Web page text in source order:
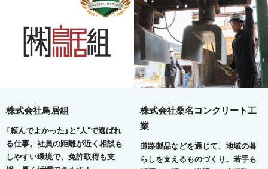
株式会社鳥居組
「頼んでよかった」と“人”で選ばれ
る仕事。社員の距離が近く相談も
しやすい環境で、免許取得も支
株式会社桑名コンクリート工
業
道路製品などを通じて、地域の暮
らしを支えるものづくり。若手も